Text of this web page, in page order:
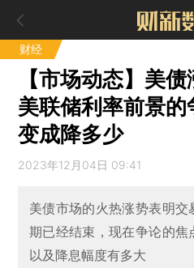
财经
【市场动态】美
美联储利率前景
变成降多少
2023年12月04日 09:41
美债市场的火热涨势表明
期已经结束，现在争论的
以及降息幅度有多大